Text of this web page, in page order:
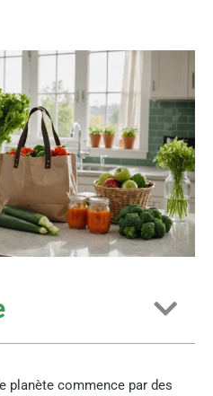
planète commence par des